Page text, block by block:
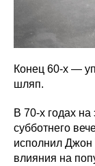
Конец 60-х —
шляп.
В 70-х годах
субботнего
исполнил Джон
влияния на